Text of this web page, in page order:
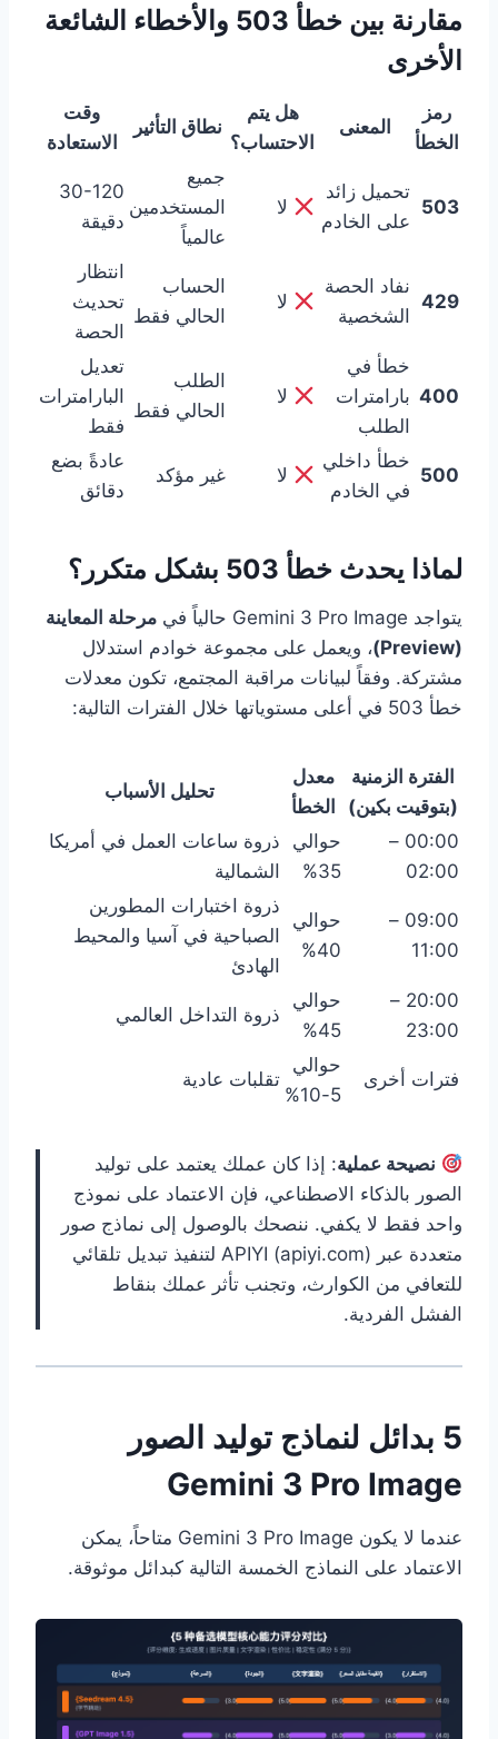
مقارنة بين خطأ 503 والأخطاء الشائعة
الأخرى
رمز
الخطأ
المعنى
هل يتم
الاحتساب؟
نطاق التأثير
وقت
الاستعادة
503
تحميل زائد
على الخادم
لا
جميع
المستخدمين
عالمياً
30-120
دقيقة
429
نفاد الحصة
الشخصية
لا
الحساب
الحالي فقط
انتظار
تحديث
الحصة
400
خطأ في
بارامترات
الطلب
لا
الطلب
الحالي فقط
تعديل
البارامترات
فقط
500
خطأ داخلي
في الخادم
لا غير مؤكد
عادةً بضع
دقائق
لماذا يحدث خطأ 503 بشكل متكرر؟
يتواجد Gemini 3 Pro Image حالياً في
مرحلة المعاينة
(Preview)
، ويعمل على مجموعة خوادم استدلال
مشتركة. وفقاً لبيانات مراقبة المجتمع، تكون معدلات
خطأ 503 في أعلى مستوياتها خلال الفترات التالية:
الفترة الزمنية
(بتوقيت بكين)
معدل
الخطأ
تحليل الأسباب
00:00 –
02:00
حوالي
35%
ذروة ساعات العمل في أمريكا
الشمالية
09:00 –
11:00
حوالي
40%
ذروة اختبارات المطورين
الصباحية في آسيا والمحيط
الهادئ
20:00 –
23:00
حوالي
45%
ذروة التداخل العالمي
فترات أخرى
حوالي
5-10%
تقلبات عادية
نصيحة عملية: إذا كان عملك يعتمد على توليد
الصور بالذكاء الاصطناعي، فإن الاعتماد على نموذج
واحد فقط لا يكفي. ننصحك بالوصول إلى نماذج صور
متعددة عبر APIYI (apiyi.com) لتنفيذ تبديل تلقائي
للتعافي من الكوارث، وتجنب تأثر عملك بنقاط
الفشل الفردية.
5 بدائل لنماذج توليد الصور
Gemini 3 Pro Image
عندما لا يكون Gemini 3 Pro Image متاحاً، يمكن
الاعتماد على النماذج الخمسة التالية كبدائل موثوقة.